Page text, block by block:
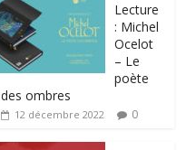
Lecture
: Michel
Ocelot
– Le
poète
des ombres
12 décembre 2022 0